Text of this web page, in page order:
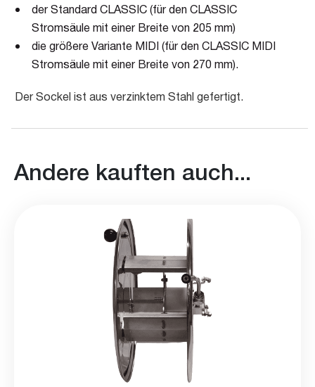
der Standard CLASSIC (für den CLASSIC
Stromsäule mit einer Breite von 205 mm)
die größere Variante MIDI (für den CLASSIC MIDI
Stromsäule mit einer Breite von 270 mm).
Der Sockel ist aus verzinktem Stahl gefertigt.
Andere kauften auch...